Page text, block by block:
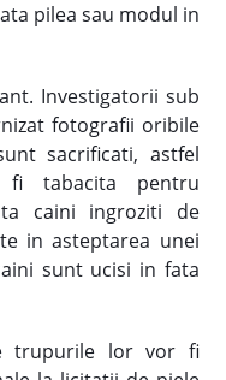
pilea sau modul in
Investigatorii sub
fotografii oribile
sacrificati, astfel
tabacita pentru
caini ingroziti de
in asteptarea unei
sunt ucisi in fata
trupurile lor vor fi